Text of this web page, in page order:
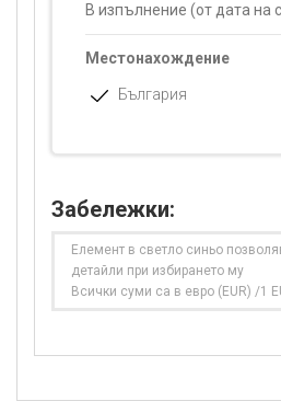
В изпълнение (от дата на
Местонахождение
България
Забележки:
Елемент в светло синьо
детайли при избирането му
Всички суми са в евро (EUR) /1